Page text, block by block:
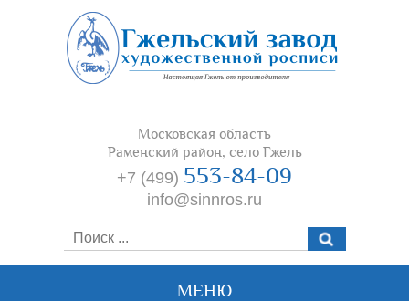
Московская область
Раменский район, село Гжель
+7 (499) 553-84-09
info@sinnros.ru
МЕНЮ